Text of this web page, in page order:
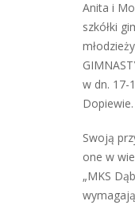
Anita i
szkółki
w dn. 17-
Dopiewie.
Swoją
one w
„MKS